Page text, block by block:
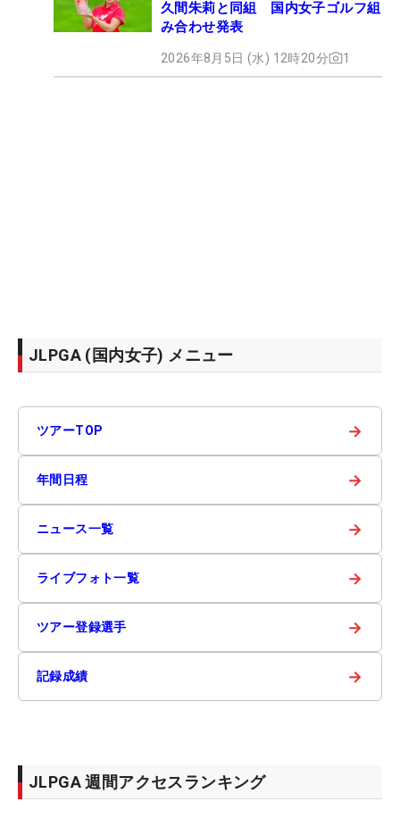
久間朱莉と同組 国内女子ゴルフ組
み合わせ発表
2026年8月5日 (水) 12時20分 1
JLPGA (国内女子) メニュー
ツアーTOP →
年間日程 →
ニュース一覧 →
ライブフォト一覧 →
ツアー登録選手 →
記録成績 →
JLPGA 週間アクセスランキング